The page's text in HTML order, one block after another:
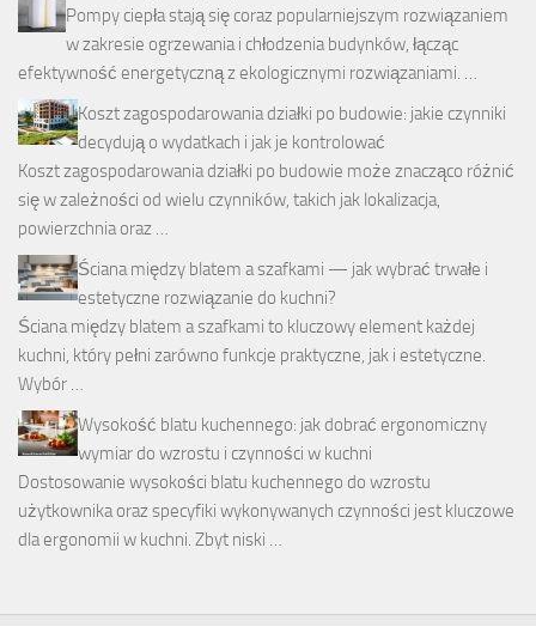
Pompy ciepła stają się coraz popularniejszym rozwiązaniem
w zakresie ogrzewania i chłodzenia budynków, łącząc
efektywność energetyczną z ekologicznymi rozwiązaniami. …
Koszt zagospodarowania działki po budowie: jakie czynniki
decydują o wydatkach i jak je kontrolować
Koszt zagospodarowania działki po budowie może znacząco różnić
się w zależności od wielu czynników, takich jak lokalizacja,
powierzchnia oraz …
Ściana między blatem a szafkami — jak wybrać trwałe i
estetyczne rozwiązanie do kuchni?
Ściana między blatem a szafkami to kluczowy element każdej
kuchni, który pełni zarówno funkcje praktyczne, jak i estetyczne.
Wybór …
Wysokość blatu kuchennego: jak dobrać ergonomiczny
wymiar do wzrostu i czynności w kuchni
Dostosowanie wysokości blatu kuchennego do wzrostu
użytkownika oraz specyfiki wykonywanych czynności jest kluczowe
dla ergonomii w kuchni. Zbyt niski …